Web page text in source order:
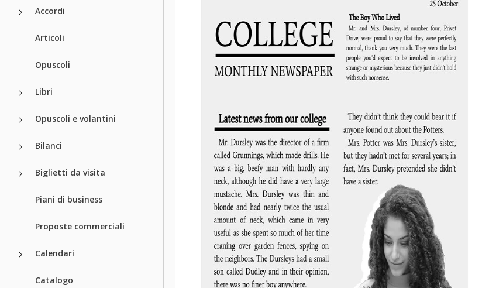
Accordi
Articoli
Opuscoli
Libri
Opuscoli e volantini
Bilanci
Biglietti da visita
Piani di business
Proposte commerciali
Calendari
Catalogo